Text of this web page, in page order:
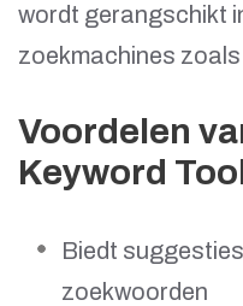
wordt gerangschikt
zoekmachines
Voordelen
Keyword
Biedt
zoekwoorden